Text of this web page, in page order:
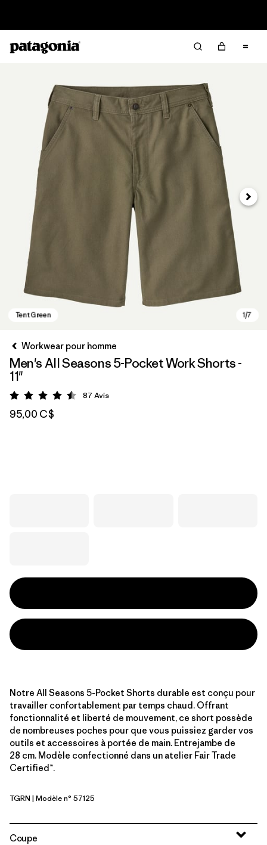
Workwear pour homme
Men's All Seasons 5-Pocket Work Shorts -
11"
Évaluation: 4.5 / 5
87 Avis
95,00 C$
Notre All Seasons 5-Pocket Shorts durable est conçu pour
travailler confortablement par temps chaud. Offrant
fonctionnalité et liberté de mouvement, ce short possède
de nombreuses poches pour que vous puissiez garder vos
outils et accessoires à portée de main. Entrejambe de
28 cm. Modèle confectionné dans un atelier Fair Trade
Certified™.
Tent Green
TGRN | Modèle n° 57125
Coupe